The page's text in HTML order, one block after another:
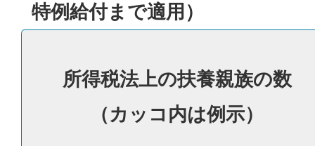
特例給付まで適用）
所得税法上の扶養親族の数
（カッコ内は例示）